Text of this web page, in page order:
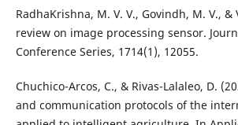
RadhaKrishna, M. V. V., Govindh, M. V., &
review on image processing sensor.
Conference Series, 1714(1), 12055.
Chuchico-Arcos, C., & Rivas-Lalaleo, D.
and communication protocols of the